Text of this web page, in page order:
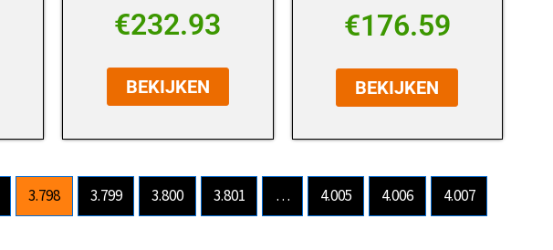
€232.93
BEKIJKEN
€176.59
BEKIJKEN
3.798 3.799 3.800 3.801 … 4.005 4.006 4.007